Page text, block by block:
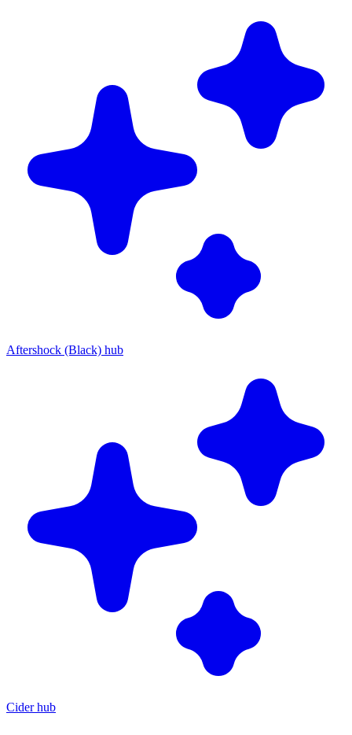
Aftershock (Black) hub
Cider hub